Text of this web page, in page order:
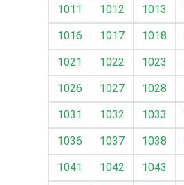
1011
1012 1013
1016
1017 1018
1021
1022 1023
1026
1027 1028
1031
1032 1033
1036
1037 1038
1041
1042 1043